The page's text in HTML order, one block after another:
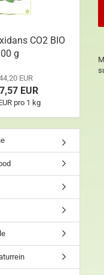
CO2 BIO
g
EUR
EUR
pro 1 kg